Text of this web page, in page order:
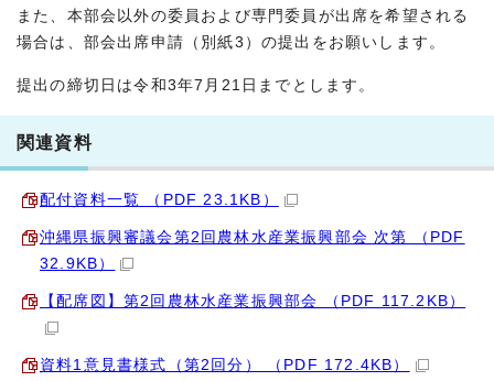
また、本部会以外の委員および専門委員が出席を希望される
場合は、部会出席申請（別紙3）の提出をお願いします。
提出の締切日は令和3年7月21日までとします。
関連資料
配付資料一覧 （PDF 23.1KB）
沖縄県振興審議会第2回農林水産業振興部会 次第 （PDF
32.9KB）
【配席図】第2回農林水産業振興部会 （PDF 117.2KB）
資料1意見書様式（第2回分） （PDF 172.4KB）